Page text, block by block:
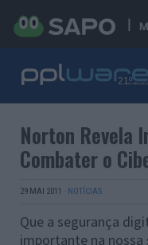
Norton Revela
Combater o
29 MAI 2011 · NOTÍCIAS
Que a segurança
importante na nossa